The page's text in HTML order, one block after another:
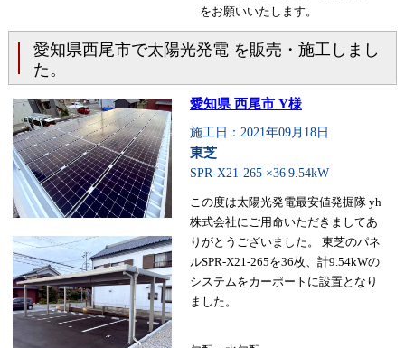
をお願いいたします。
愛知県西尾市で太陽光発電 を販売・施工しまし
た。
愛知県 西尾市 Y様
施工日：2021年09月18日
東芝
SPR-X21-265 ×36 9.54kW
この度は太陽光発電最安値発掘隊 yh
株式会社にご用命いただきましてあ
りがとうございました。 東芝のパネ
ルSPR-X21-265を36枚、計9.54kWの
システムをカーポートに設置となり
ました。